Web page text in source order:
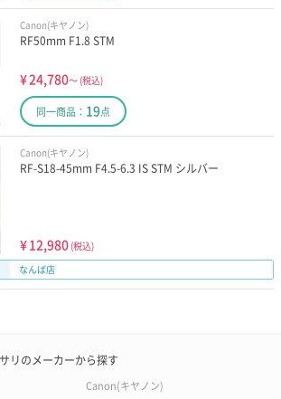
Canon(キヤノン)
RF50mm F1.8 STM
¥24,780～ (税込)
同一商品： 19点
Canon(キヤノン)
RF-S18-45mm F4.5-6.3 IS STM シルバー
¥12,980 (税込)
なんば店
リのメーカーから探す
Canon(キヤノン)